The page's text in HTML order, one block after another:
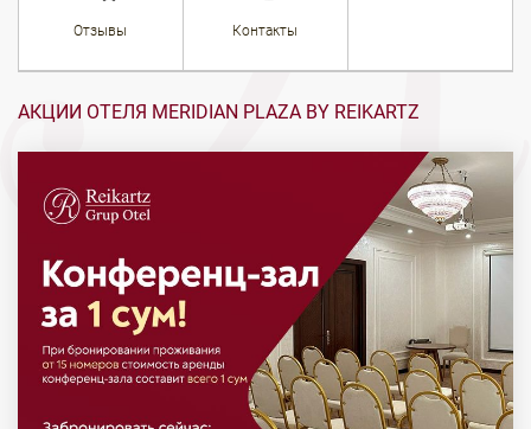
Отзывы Контакты
АКЦИИ ОТЕЛЯ MERIDIAN PLAZA BY REIKARTZ